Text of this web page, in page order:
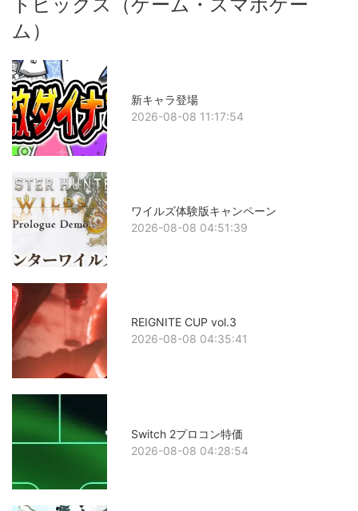
ム）
新キャラ登場
2026-08-08 11:17:54
ワイルズ体験版キャンペーン
2026-08-08 04:51:39
REIGNITE CUP vol.3
2026-08-08 04:35:41
Switch 2プロコン特価
2026-08-08 04:28:54